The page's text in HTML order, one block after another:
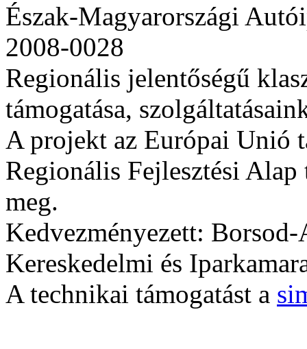
Észak-Magyarországi
2008-0028
Regionális jelentőségű
támogatása,
A projekt az Európai Unió
Regionális Fejlesztési
meg.
Kedvezményezett:
Kereskedelmi és
A technikai támogatást a